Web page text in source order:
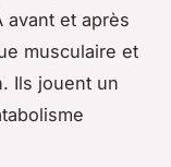
avant et après
musculaire et
Ils jouent un